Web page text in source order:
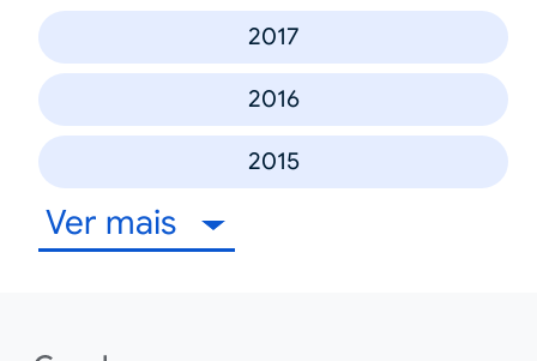
2017
2016
2015
Ver mais